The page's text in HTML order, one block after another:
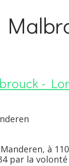
-
Manderen, à
par la